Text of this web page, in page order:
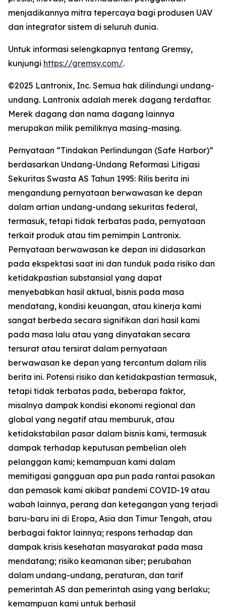
menjadikannya mitra tepercaya bagi produsen UAV
dan integrator sistem di seluruh dunia.
Untuk informasi selengkapnya tentang Gremsy,
kunjungi https://gremsy.com/.
©2025 Lantronix, Inc. Semua hak dilindungi undang-
undang. Lantronix adalah merek dagang terdaftar.
Merek dagang dan nama dagang lainnya
merupakan milik pemiliknya masing-masing.
Pernyataan “Tindakan Perlindungan (Safe Harbor)”
berdasarkan Undang-Undang Reformasi Litigasi
Sekuritas Swasta AS Tahun 1995: Rilis berita ini
mengandung pernyataan berwawasan ke depan
dalam artian undang-undang sekuritas federal,
termasuk, tetapi tidak terbatas pada, pernyataan
terkait produk atau tim pemimpin Lantronix.
Pernyataan berwawasan ke depan ini didasarkan
pada ekspektasi saat ini dan tunduk pada risiko dan
ketidakpastian substansial yang dapat
menyebabkan hasil aktual, bisnis pada masa
mendatang, kondisi keuangan, atau kinerja kami
sangat berbeda secara signifikan dari hasil kami
pada masa lalu atau yang dinyatakan secara
tersurat atau tersirat dalam pernyataan
berwawasan ke depan yang tercantum dalam rilis
berita ini. Potensi risiko dan ketidakpastian termasuk,
tetapi tidak terbatas pada, beberapa faktor,
misalnya dampak kondisi ekonomi regional dan
global yang negatif atau memburuk, atau
ketidakstabilan pasar dalam bisnis kami, termasuk
dampak terhadap keputusan pembelian oleh
pelanggan kami; kemampuan kami dalam
memitigasi gangguan apa pun pada rantai pasokan
dan pemasok kami akibat pandemi COVID-19 atau
wabah lainnya, perang dan ketegangan yang terjadi
baru-baru ini di Eropa, Asia dan Timur Tengah, atau
berbagai faktor lainnya; respons terhadap dan
dampak krisis kesehatan masyarakat pada masa
mendatang; risiko keamanan siber; perubahan
dalam undang-undang, peraturan, dan tarif
pemerintah AS dan pemerintah asing yang berlaku;
kemampuan kami untuk berhasil